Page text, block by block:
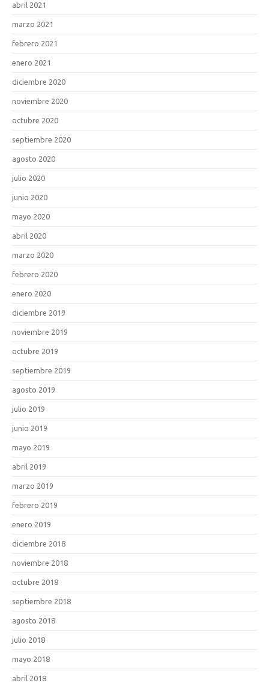
abril 2021
marzo 2021
febrero 2021
enero 2021
diciembre 2020
noviembre 2020
octubre 2020
septiembre 2020
agosto 2020
julio 2020
junio 2020
mayo 2020
abril 2020
marzo 2020
febrero 2020
enero 2020
diciembre 2019
noviembre 2019
octubre 2019
septiembre 2019
agosto 2019
julio 2019
junio 2019
mayo 2019
abril 2019
marzo 2019
febrero 2019
enero 2019
diciembre 2018
noviembre 2018
octubre 2018
septiembre 2018
agosto 2018
julio 2018
mayo 2018
abril 2018